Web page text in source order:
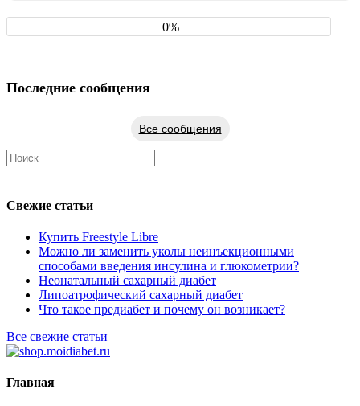
0%
Последние сообщения
Все сообщения
Свежие статьи
Купить Freestyle Libre
Можно ли заменить уколы неинъекционными
способами введения инсулина и глюкометрии?
Неонатальный сахарный диабет
Липоатрофический сахарный диабет
Что такое предиабет и почему он возникает?
Все свежие статьи
Главная